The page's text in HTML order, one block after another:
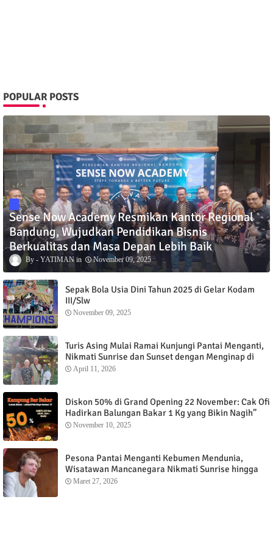
POPULAR POSTS
Sense Now Academy Resmikan Kantor Regional
Bandung, Wujudkan Pendidikan Bisnis
Berkualitas dan Masa Depan Lebih Baik
YATIMAN November 09, 2025
Sepak Bola Usia Dini Tahun 2025 di Gelar Kodam
III/Slw
November 09, 2025
Turis Asing Mulai Ramai Kunjungi Pantai Menganti,
Nikmati Sunrise dan Sunset dengan Menginap di
Menganti Cottage
April 11, 2026
Diskon 50% di Grand Opening 22 November: Cak Ofi
Hadirkan Balungan Bakar 1 Kg yang Bikin Nagih”
November 10, 2025
Pesona Pantai Menganti Kebumen Mendunia,
Wisatawan Mancanegara Nikmati Sunrise hingga
Sunset dari Menganti Cottage
Maret 27, 2026